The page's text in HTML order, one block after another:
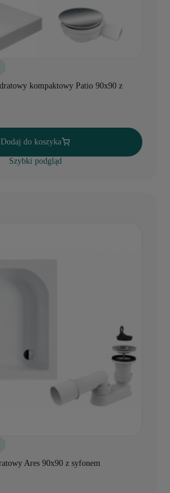
kompaktowy Patio 90x90 z
Dodaj do koszyka
Szybki podgląd
Ares 90x90 z syfonem